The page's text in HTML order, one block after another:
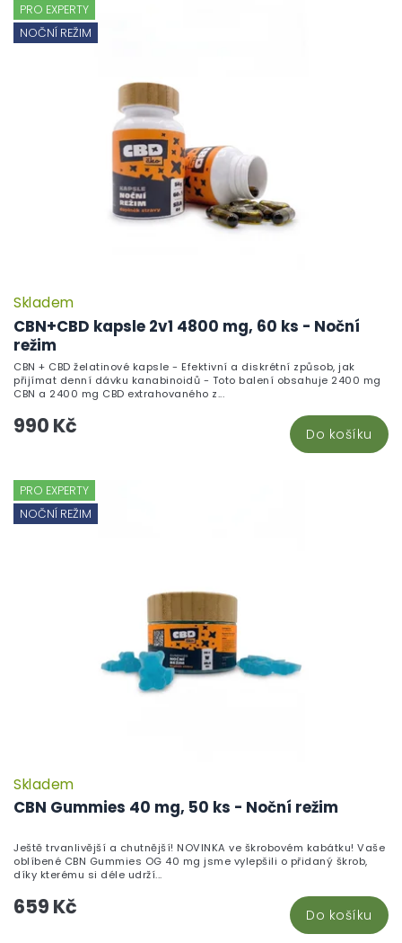
PRO EXPERTY
NOČNÍ REŽIM
CBN+CBD kapsle 2v1 4800 mg, 60 ks - Noční
režim
Skladem
990 Kč Do košíku
CBN + CBD želatinové kapsle - Efektivní a diskrétní způsob, jak
přijímat denní dávku kanabinoidů - Toto balení obsahuje 2400 mg
CBN a 2400 mg CBD extrahovaného z...
PRO EXPERTY
NOČNÍ REŽIM
CBN Gummies 40 mg, 50 ks - Noční režim
Skladem
659 Kč Do košíku
Ještě trvanlivější a chutnější! NOVINKA ve škrobovém kabátku! Vaše
oblíbené CBN Gummies OG 40 mg jsme vylepšili o přidaný škrob,
díky kterému si déle udrží...